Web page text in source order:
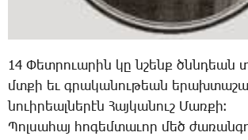
14 ­Փետ­րո­ւա­րին կը նշենք ծննդեան
մտքի եւ գրա­կա­նու­թեան
նո­ւի­րեալ­նե­րէն ­Հայ­կա­նուշ ­Մառ­քի։
­Պոլ­սա­հայ հո­գեմ­տա­ւոր մեծ